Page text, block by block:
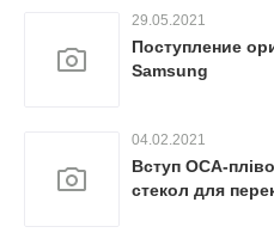
29.05.2021
Поступление
Samsung
04.02.2021
Вступ OCA-
стекол для